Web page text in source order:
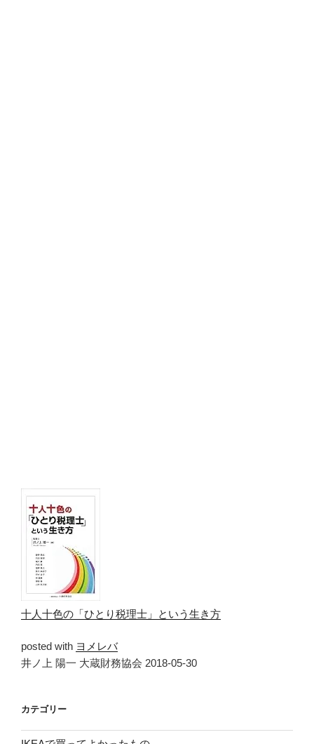
十人十色の「ひとり税理士」という生き方
posted with ヨメレバ
井ノ上 陽一 大蔵財務協会 2018-05-30
カテゴリー